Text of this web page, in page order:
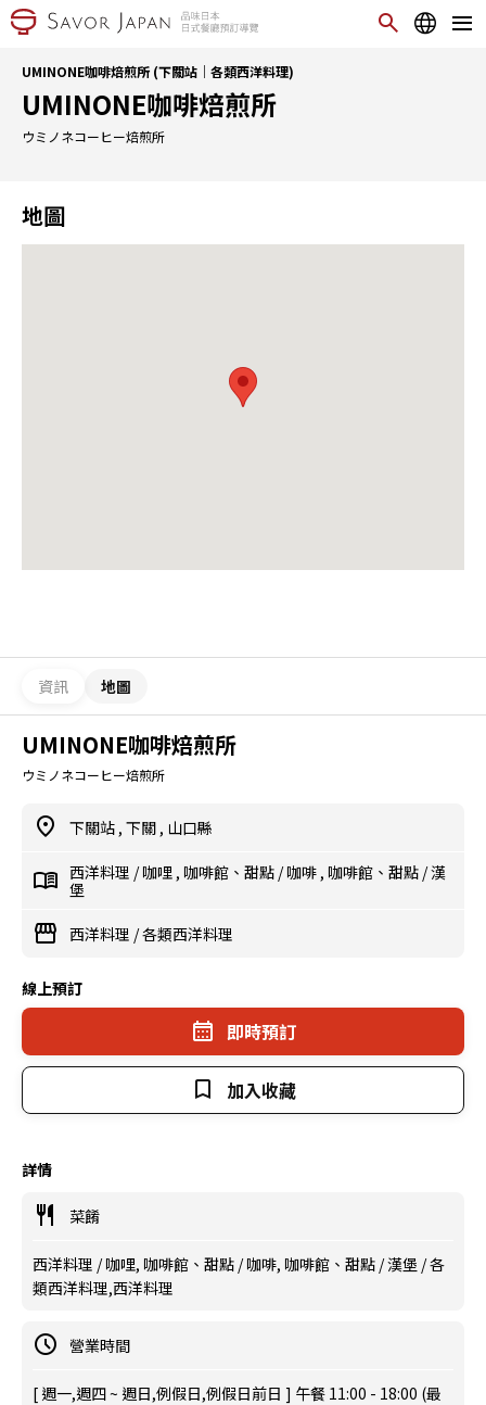
UMINONE咖啡焙煎所 (下關站｜各類西洋料理)
UMINONE咖啡焙煎所
ウミノネコーヒー焙煎所
地圖
資訊 地圖
UMINONE咖啡焙煎所
ウミノネコーヒー焙煎所
下關站 , 下關 , 山口縣
西洋料理 /咖哩 , 咖啡館、甜點 /咖啡 , 咖啡館、甜點 /漢
堡
西洋料理 /各類西洋料理
線上預訂
即時預訂
加入收藏
詳情
菜餚
西洋料理 / 咖哩, 咖啡館、甜點 / 咖啡, 咖啡館、甜點 / 漢堡 / 各
類西洋料理,西洋料理
營業時間
[ 週一,週四 ~ 週日,例假日,例假日前日 ] 午餐 11:00 - 18:00 (最